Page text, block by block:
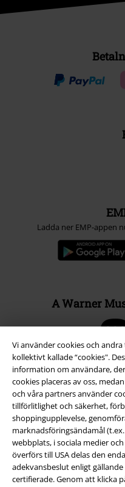
Vi använder cookies och
kollektivt kallade “cookies".
information om användare,
cookies placeras av oss,
och våra partners använder
tillförlitlighet och säkerhet,
shoppingupplevelse,
marknadsföringsändamål
webbplats, i sociala medier
överförs till USA delas den
adekvansbeslut enligt
certifierade. Genom att klicka
Ladda ner EMP-appen
A Warner
Juridisk